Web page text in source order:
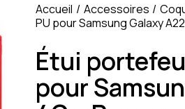
Accueil Accessoires
PU pour Samsung Galaxy
Étui
pour